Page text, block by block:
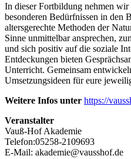
In dieser Fortbildung nehmen
besonderen Bedürfnissen in den
altersgerechte Methoden der
Sinne unmittelbar ansprechen,
und sich positiv auf die soziale
Entdeckungen bieten
Unterricht. Gemeinsam
Umsetzungsideen für eure
Weitere Infos unter https://
Veranstalter
Vauß-Hof Akademie
Telefon:05258-2109693
E-Mail: akademie@vausshof.de